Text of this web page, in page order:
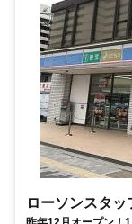
ローソンスタッ